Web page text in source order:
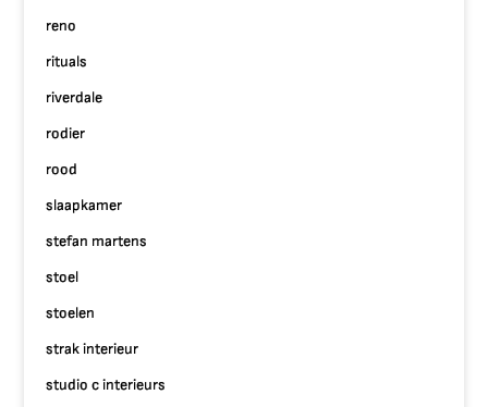
reno
rituals
riverdale
rodier
rood
slaapkamer
stefan martens
stoel
stoelen
strak interieur
studio c interieurs